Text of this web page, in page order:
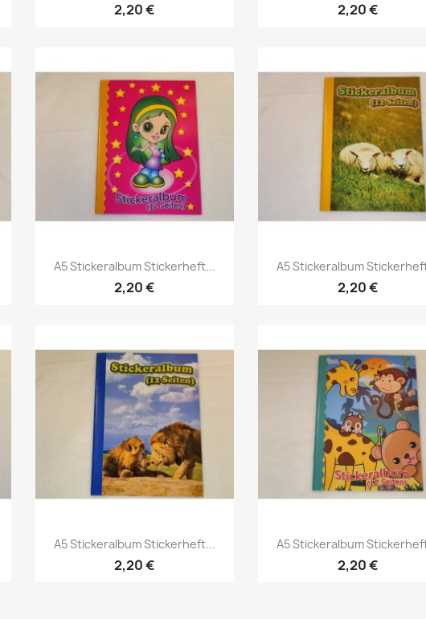
2,20 € 2,20 €
A5 Stickeralbum Stickerheft...
2,20 €
A5 Stickeralbum
2,20 €
A5 Stickeralbum Stickerheft...
2,20 €
A5 Stickeralbum
2,20 €